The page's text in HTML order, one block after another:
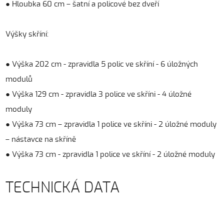
● Hloubka 60 cm – šatní a policové bez dveří
Výšky skříní:
● Výška 202 cm - zpravidla 5 polic ve skříní - 6 úložných
modulů
● Výška 129 cm - zpravidla 3 police ve skříni - 4 úložné
moduly
● Výška 73 cm – zpravidla 1 police ve skříni - 2 úložné moduly
– nástavce na skříně
● Výška 73 cm - zpravidla 1 police ve skříní - 2 úložné moduly
TECHNICKÁ DATA